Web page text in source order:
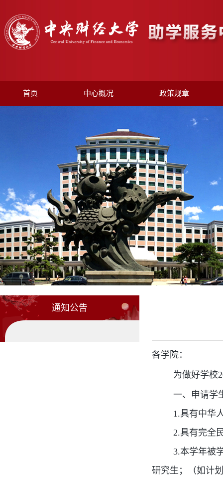
首页 中心概况 政策规章
通知公告
各学院：
为做好学校
一、申请学
1.具有中华
2.具有完全
3.本学年被
研究生；（如计